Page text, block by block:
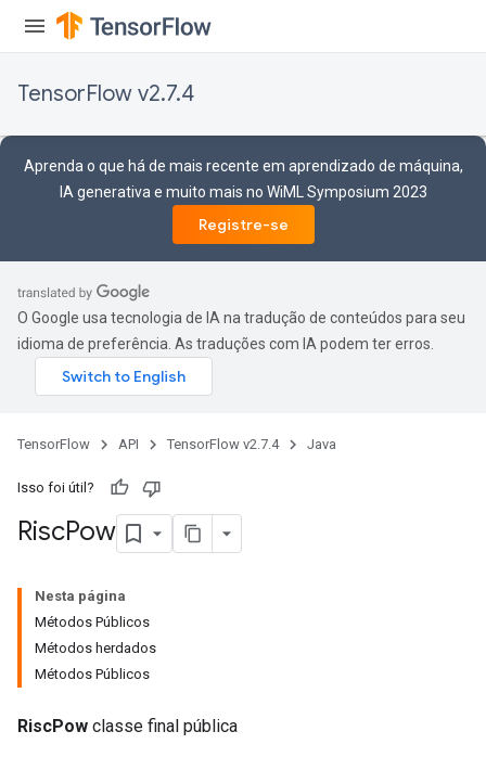
TensorFlow v2.7.4
Aprenda o que há de mais recente em aprendizado de máquina,
IA generativa e muito mais no WiML Symposium 2023
Registre-se
O Google usa tecnologia de IA na tradução de conteúdos para seu
idioma de preferência. As traduções com IA podem ter erros.
TensorFlow API TensorFlow v2.7.4 Java
Isso foi útil?
RiscPow
Nesta página
Métodos Públicos
Métodos herdados
Métodos Públicos
RiscPow classe final pública